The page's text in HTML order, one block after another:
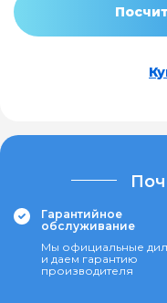
Гарантийное
обслуживание
Мы официальные
и даем гарантию
производителя